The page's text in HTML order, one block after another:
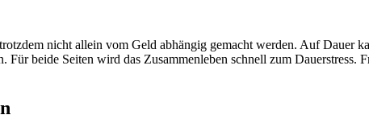
nicht allein vom Geld abhängig gemacht werden. Auf Dauer
beide Seiten wird das Zusammenleben schnell zum Dauerstress.